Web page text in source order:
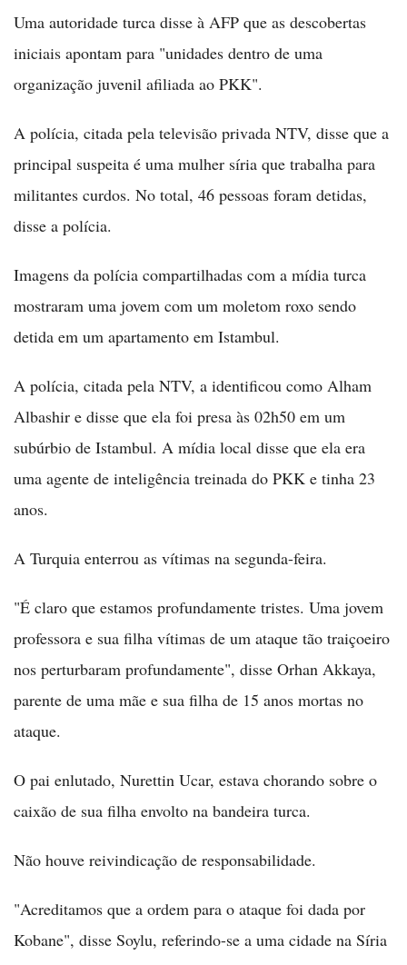
Uma autoridade turca disse à AFP que as descobertas
iniciais apontam para "unidades dentro de uma
organização juvenil afiliada ao PKK".
A polícia, citada pela televisão privada NTV, disse que a
principal suspeita é uma mulher síria que trabalha para
militantes curdos. No total, 46 pessoas foram detidas,
disse a polícia.
Imagens da polícia compartilhadas com a mídia turca
mostraram uma jovem com um moletom roxo sendo
detida em um apartamento em Istambul.
A polícia, citada pela NTV, a identificou como Alham
Albashir e disse que ela foi presa às 02h50 em um
subúrbio de Istambul. A mídia local disse que ela era
uma agente de inteligência treinada do PKK e tinha 23
anos.
A Turquia enterrou as vítimas na segunda-feira.
"É claro que estamos profundamente tristes. Uma jovem
professora e sua filha vítimas de um ataque tão traiçoeiro
nos perturbaram profundamente", disse Orhan Akkaya,
parente de uma mãe e sua filha de 15 anos mortas no
ataque.
O pai enlutado, Nurettin Ucar, estava chorando sobre o
caixão de sua filha envolto na bandeira turca.
Não houve reivindicação de responsabilidade.
"Acreditamos que a ordem para o ataque foi dada por
Kobane", disse Soylu, referindo-se a uma cidade na Síria